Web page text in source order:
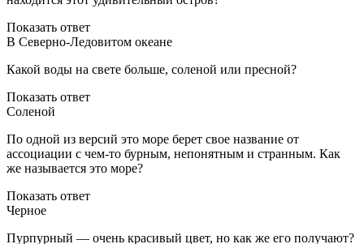
Показать ответ
В Северно-Ледовитом океане
Какой воды на свете больше, соленой или пресной?
Показать ответ
Соленой
По одной из версий это море берет свое название от
ассоциации с чем-то бурным, непонятным и странным. Как
же называется это море?
Показать ответ
Черное
Пурпурный — очень красивый цвет, но как же его получают?